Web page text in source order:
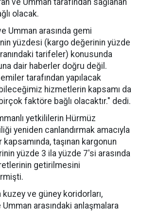
ve Umman tarafından sağlanan
olacak.
Umman arasında gemi
yüzdesi (kargo değerinin yüzde
tarifeler) konusunda
dair haberler doğru değil.
tarafından yapılacak
hizmetlerin kapsamı da
faktöre bağlı olacaktır." dedi.
yetkililerin Hürmüz
yeniden canlandırmak amacıyla
taşınan kargonun
yüzde 3 ila yüzde 7'si arasında
getirilmesini
kuzey ve güney koridorları,
Umman arasındaki anlaşmalara